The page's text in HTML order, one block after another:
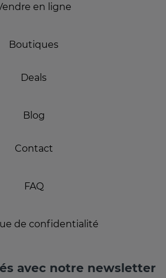
en ligne
Boutiques
Deals
Blog
Contact
FAQ
de confidentialité
avec notre newsletter